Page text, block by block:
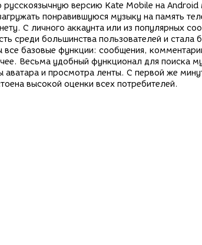
русскоязычную версию Kate Mobile на
понравившуюся музыку на память
С личного аккаунта или из популярных
среди большинства пользователей и
все базовые функции: сообщения,
Весьма удобный функционал для поиска
и просмотра ленты. С первой же
высокой оценки всех потребителей.